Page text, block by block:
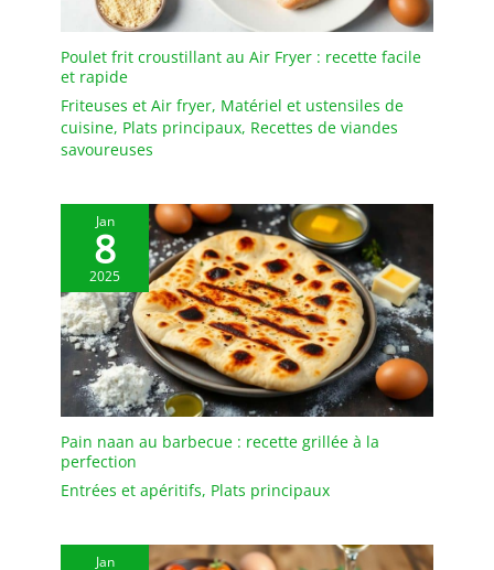
Poulet frit croustillant au Air Fryer : recette facile
et rapide
Friteuses et Air fryer, Matériel et ustensiles de
cuisine, Plats principaux, Recettes de viandes
savoureuses
Jan
8
2025
Pain naan au barbecue : recette grillée à la
perfection
Entrées et apéritifs, Plats principaux
Jan